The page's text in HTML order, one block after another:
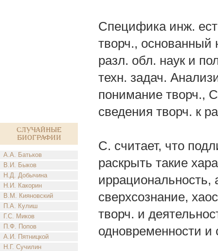
Случайные
биографии
А.А. Батьков
В.И. Быков
Н.Д. Добычина
Н.И. Какорин
В.М. Кияновский
П.А. Кулиш
Г.С. Миков
П.Ф. Попов
А.И. Пятницкой
Н.Г. Сучилин
Специфика инж.
творч., основанный
разл. обл. наук и
техн. задач.
понимание творч.,
сведения творч. к
С. считает, что
раскрыть такие
иррациональность,
сверхсознание,
творч. и
одновременности и